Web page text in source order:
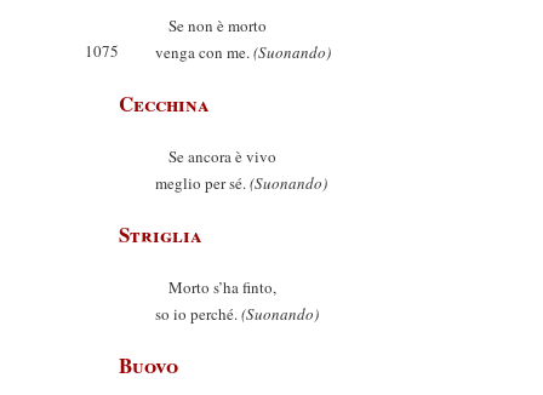
Se non è morto
1075
venga con me.(Suonando)
Cecchina
Se ancora è vivo
meglio per sé.(Suonando)
Striglia
Morto s’ha finto,
so io perché.(Suonando)
Buovo